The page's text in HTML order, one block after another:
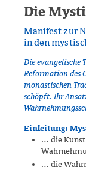
Die
Manifest zur
in den
Die evangelische
Reformation des
monastischen
schöpft. Ihr
Einleitung:
… die Kunst
… die